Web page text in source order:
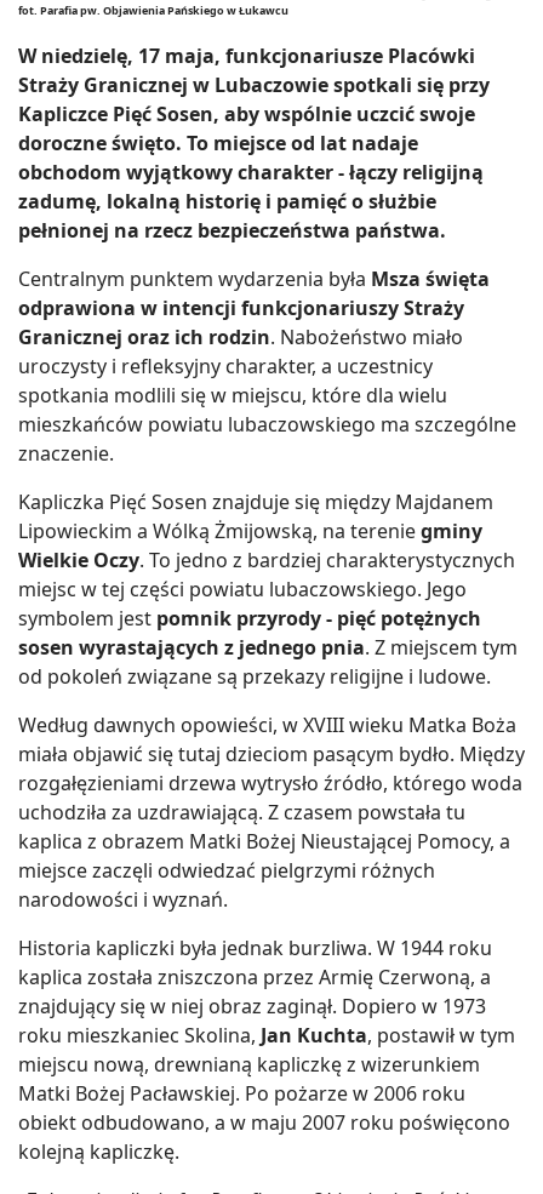
fot. Parafia pw. Objawienia Pańskiego w Łukawcu
W niedzielę, 17 maja, funkcjonariusze Placówki
Straży Granicznej w Lubaczowie spotkali się przy
Kapliczce Pięć Sosen, aby wspólnie uczcić swoje
doroczne święto. To miejsce od lat nadaje
obchodom wyjątkowy charakter - łączy religijną
zadumę, lokalną historię i pamięć o służbie
pełnionej na rzecz bezpieczeństwa państwa.
Centralnym punktem wydarzenia była Msza święta
odprawiona w intencji funkcjonariuszy Straży
Granicznej oraz ich rodzin. Nabożeństwo miało
uroczysty i refleksyjny charakter, a uczestnicy
spotkania modlili się w miejscu, które dla wielu
mieszkańców powiatu lubaczowskiego ma szczególne
znaczenie.
Kapliczka Pięć Sosen znajduje się między Majdanem
Lipowieckim a Wólką Żmijowską, na tereniegminy
Wielkie Oczy. To jedno z bardziej charakterystycznych
miejsc w tej części powiatu lubaczowskiego. Jego
symbolem jest pomnik przyrody - pięć potężnych
sosen wyrastających z jednego pnia. Z miejscem tym
od pokoleń związane są przekazy religijne i ludowe.
Według dawnych opowieści, w XVIII wieku Matka Boża
miała objawić się tutaj dzieciom pasącym bydło. Między
rozgałęzieniami drzewa wytrysło źródło, którego woda
uchodziła za uzdrawiającą. Z czasem powstała tu
kaplica z obrazem Matki Bożej Nieustającej Pomocy, a
miejsce zaczęli odwiedzać pielgrzymi różnych
narodowości i wyznań.
Historia kapliczki była jednak burzliwa. W 1944 roku
kaplica została zniszczona przez Armię Czerwoną, a
znajdujący się w niej obraz zaginął. Dopiero w 1973
roku mieszkaniec Skolina, Jan Kuchta, postawił w tym
miejscu nową, drewnianą kapliczkę z wizerunkiem
Matki Bożej Pacławskiej. Po pożarze w 2006 roku
obiekt odbudowano, a w maju 2007 roku poświęcono
kolejną kapliczkę.